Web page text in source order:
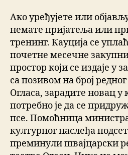
Ако уређујете или
немате пријатеља или
тренинг. Кауција се
почетне месечне
простор који се издаје у
са позивом на број
Огласа, зарадите новац
потребно је да се
псе. Помоћница
културног наслеђа
преминули швајцарски